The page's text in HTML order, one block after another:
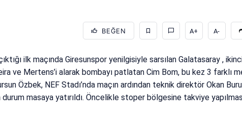
BEĞEN A+ A-
ilk maçında Giresunspor yenilgisiyle sarsılan Galatasaray ,
ve Mertens’i alarak bombayı patlatan Cim Bom, bu kez 3 farklı
Özbek, NEF Stadı’nda maçın ardından teknik direktör Okan
masaya yatırıldı. Öncelikle stoper bölgesine takviye